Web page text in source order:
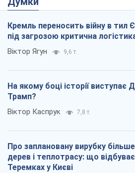
Кремль переносить війну в тил
під загрозою критична
Віктор Ягун 9,6 т.
На якому боці історії виступає
Трамп?
Віктор Каспрук 7,8 т.
Про заплановану вирубку
дерев і теплотрасу: що
Теремках у Києві